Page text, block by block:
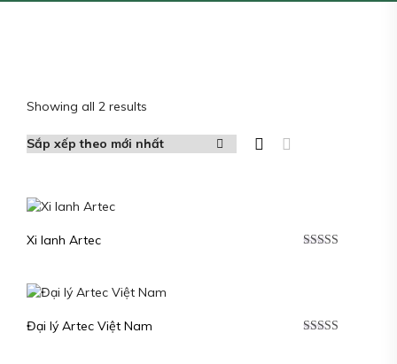
Showing all 2 results
Xi lanh Artec
Đại lý Artec Việt Nam